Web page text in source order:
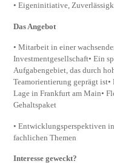
• Eigeninitiative,
Das Angebot
• Mitarbeit in einer
Investmentgesellschaft• Ein
Aufgabengebiet, das durch
Teamorientierung geprägt
Lage in Frankfurt am Main•
Gehaltspaket
• Entwicklungsperspektiven
fachlichen Themen
Interesse geweckt?